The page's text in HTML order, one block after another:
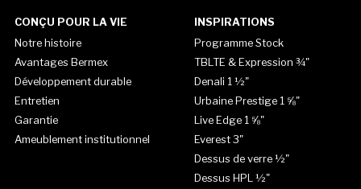
CONÇU POUR LA VIE
Notre histoire
Avantages Bermex
Développement durable
Entretien
Garantie
Ameublement institutionnel
INSPIRATIONS
Programme Stock
TBLTE & Expression ¾"
Denali 1 ½"
Urbaine Prestige 1 ⅝"
Live Edge 1 ⅝"
Everest 3"
Dessus de verre ½"
Dessus HPL ½"